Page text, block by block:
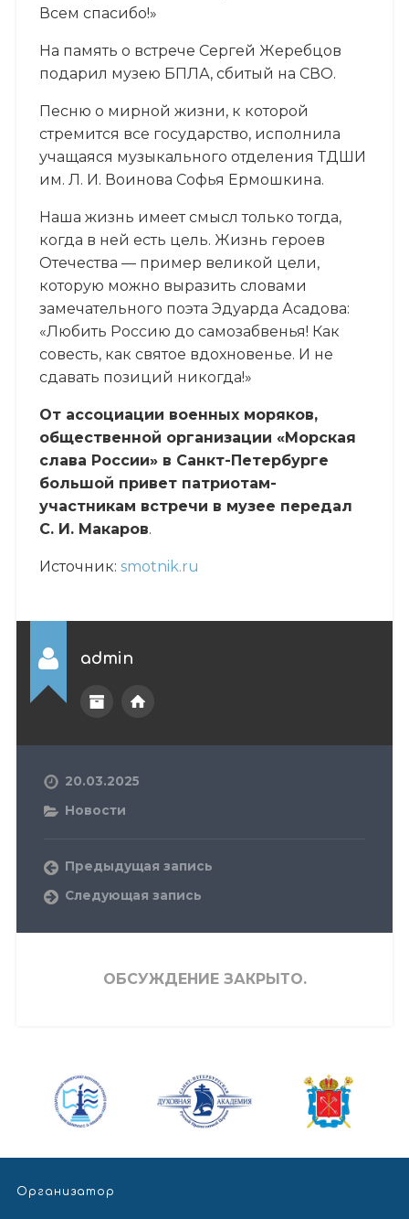
Всем спасибо!»
На память о встрече Сергей Жеребцов
подарил музею БПЛА, сбитый на СВО.
Песню о мирной жизни, к которой
стремится все государство, исполнила
учащаяся музыкального отделения ТДШИ
им. Л. И. Воинова Софья Ермошкина.
Наша жизнь имеет смысл только тогда,
когда в ней есть цель. Жизнь героев
Отечества — пример великой цели,
которую можно выразить словами
замечательного поэта Эдуарда Асадова:
«Любить Россию до самозабвенья! Как
совесть, как святое вдохновенье. И не
сдавать позиций никогда!»
От ассоциации военных моряков,
общественной организации «Морская
слава России» в Санкт-Петербурге
большой привет патриотам-
участникам встречи в музее передал
С. И. Макаров.
Источник: smotnik.ru
admin
20.03.2025
Новости
Предыдущая запись
Следующая запись
ОБСУЖДЕНИЕ ЗАКРЫТО.
Организатор